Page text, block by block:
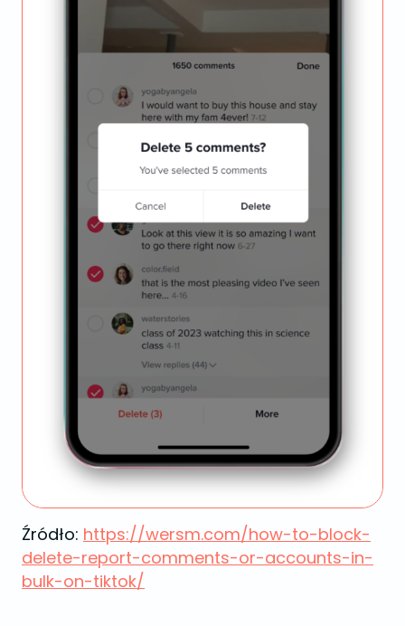
Źródło: https://wersm.com/how-to-block-
delete-report-comments-or-accounts-in-
bulk-on-tiktok/